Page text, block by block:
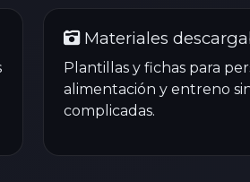
Materiales
Plantillas y fichas para
alimentación y entreno
complicadas.